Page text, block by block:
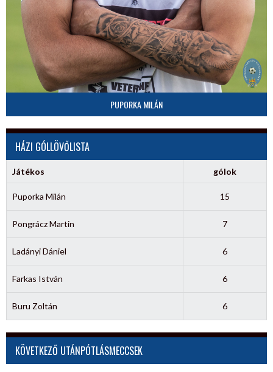
PUPORKA MILÁN
HÁZI GÓLLÖVŐLISTA
Játékos gólok
Puporka Milán 15
Pongrácz Martin 7
Ladányi Dániel 6
Farkas István 6
Buru Zoltán 6
KÖVETKEZŐ UTÁNPÓTLÁSMECCSEK